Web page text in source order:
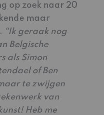
op zoek naar 20
maar
“Ik geraak nog
Belgische
als Simon
of Ben
te zwijgen
van
Heb me